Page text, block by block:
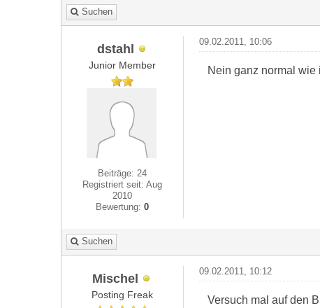
Suchen
dstahl
Junior Member
Beiträge: 24
Registriert seit: Aug
2010
Bewertung:0
09.02.2011, 10:06
Nein ganz normal wie
Suchen
Mischel
Posting Freak
09.02.2011, 10:12
Versuch mal auf den